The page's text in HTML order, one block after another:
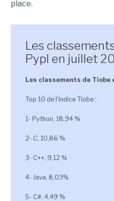
place.
Les
Pypl en juillet
Les classements de
Top 10 de l'indice Tiobe :
1- Python, 18,94 %
2- C, 10,86 %
3- C++, 9,12 %
4- Java, 8,03%
5- C#, 4,49 %